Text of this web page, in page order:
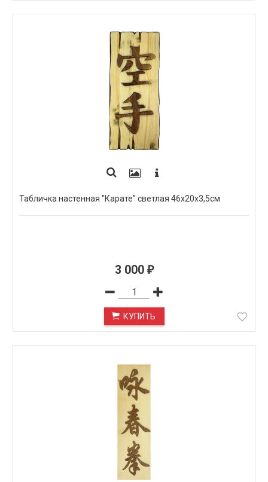
Табличка настенная "Карате" светлая 46х20х3,5см
3 000 ₽
КУПИТЬ